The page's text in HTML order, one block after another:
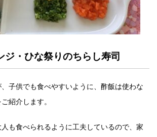
ジ・ひな祭りのちらし寿司
子供でも食べやすいように、酢飯は使わな
紹介します。
も食べられるように工夫しているので、家